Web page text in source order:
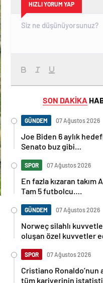
HIZLI YORUM YAP
SON DAKİKA
GÜNDEM 07 Ağustos 2026
Joe Biden 6 aylık
Senato buz gibi…
SPOR 07 Ağustos 2026
En fazla kızaran takım
Tam 5 futbolcu….
GÜNDEM 07 Ağustos 2026
Norweç silahlı
oluşan özel kuvvetler
SPOR 07 Ağustos 2026
Cristiano Ronaldo’nun
tüm kariyerinin